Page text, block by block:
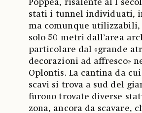
Poppea, risalente al I
stati i tunnel individuati,
ma comunque utilizzabili,
solo 50 metri dall’area
particolare dal «grande
decorazioni ad affresco»
Oplontis. La cantina da
scavi si trova a sud del
furono trovate diverse
zona, ancora da scavare,